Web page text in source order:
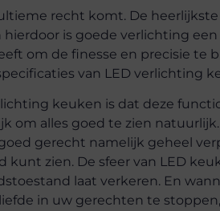
recht komt. De
hierdoor is goede verlichting
om de finesse en precisie te
van LED verlichting
keuken is dat deze
om alles goed te zien
gerecht namelijk geheel
zien. De sfeer van LED
laat verkeren. En
in uw gerechten te